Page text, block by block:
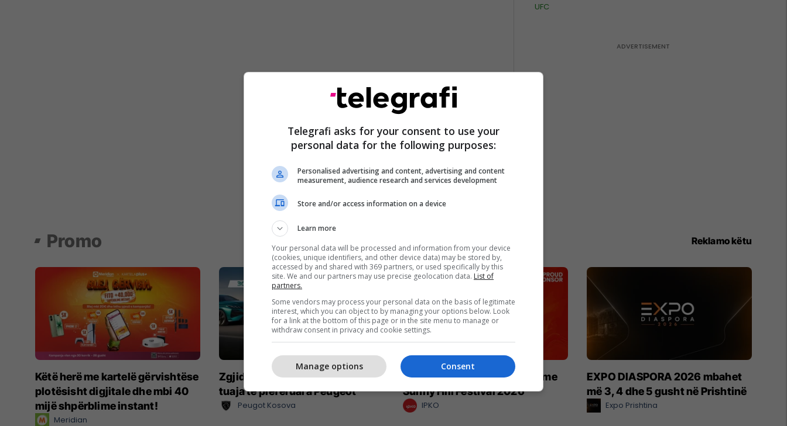
UFC
Promo Reklamo këtu
Këtë herë me kartelë gërvishtëse
plotësisht digjitale dhe mbi 40
mijë shpërblime instant!
Meridian
Zgjidhni një nga katër modelet
tuaja të preferuara Peugeot
Peugot Kosova
IPKO vazhdon partneritetin me
Sunny Hill Festival 2026
IPKO
EXPO DIASPORA 2026 mbahet
më 3, 4 dhe 5 gusht në Prishtinë
Expo Prishtina
Telegrafi asks for your consent to use your
personal data for the following purposes:
Personalised advertising and content, advertising and content
measurement, audience research and services development
Store and/or access information on a device
Learn more
Your personal data will be processed and information from your device
(cookies, unique identifiers, and other device data) may be stored by,
accessed by and shared with 369 partners, or used specifically by this
site. We and our partners may use precise geolocation data. List of
partners.
Some vendors may process your personal data on the basis of legitimate
interest, which you can object to by managing your options below. Look
for a link at the bottom of this page or in the site menu to manage or
withdraw consent in privacy and cookie settings.
Consent
Manage options